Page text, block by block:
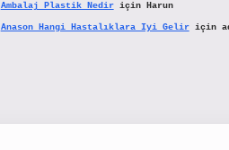
Ambalaj Plastik Nediriçin Harun
Anason Hangi Hastalıklara Iyi Geliriçin